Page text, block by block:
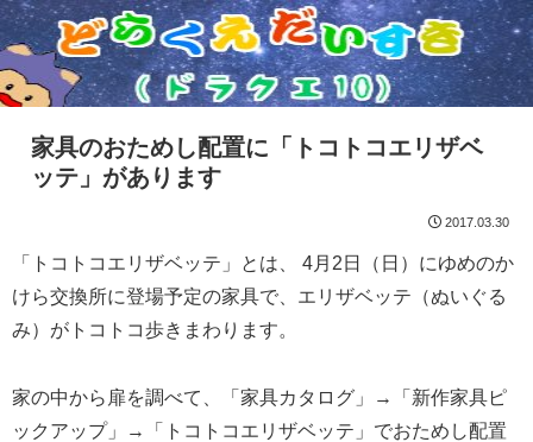
家具のおためし配置に「トコトコエリザベ
ッテ」があります
2017.03.30
「トコトコエリザベッテ」とは、 4月2日（日）にゆめのか
けら交換所に登場予定の家具で、エリザベッテ（ぬいぐる
み）がトコトコ歩きまわります。
家の中から扉を調べて、「家具カタログ」→「新作家具ピ
ックアップ」→「トコトコエリザベッテ」でおためし配置